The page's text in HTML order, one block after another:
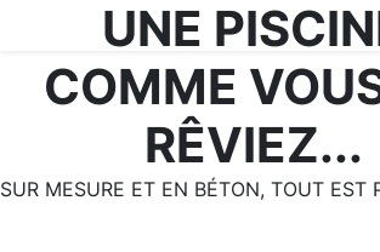
UNE
COMME
RÊVIEZ...
SUR MESURE ET EN BÉTON, TOUT EST